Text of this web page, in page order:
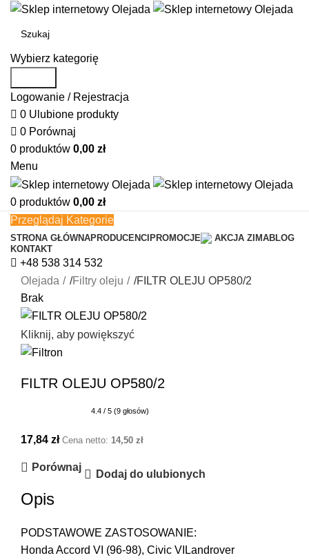
Wybierz kategorię
Logowanie / Rejestracja
0 Ulubione produkty
0 Porównaj
0 produktów 0,00 zł
Menu
0 produktów 0,00 zł
Przeglądaj Kategorie
STRONA GŁÓWNAPRODUCENCIPROMOCJE AKCJA ZIMABLOG
KONTAKT
+48 538 314 532
Olejada
/Filtry oleju /FILTR OLEJU OP580/2
Brak
Kliknij, aby powiększyć
FILTR OLEJU OP580/2
4.4 / 5 (9 głosów)
17,84 zł Cena netto: 14,50 zł
Porównaj
Dodaj do ulubionych
Opis
PODSTAWOWE ZASTOSOWANIE:
Honda Accord VI (96-98), Civic VILandrover